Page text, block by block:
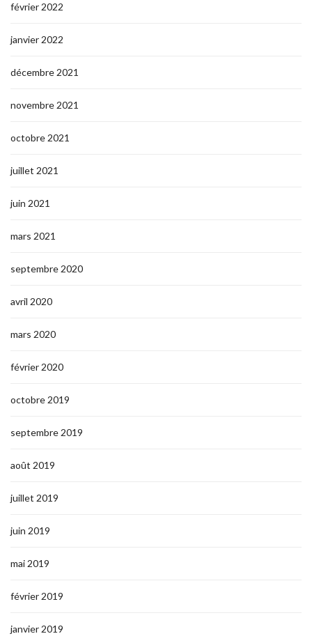
février 2022
janvier 2022
décembre 2021
novembre 2021
octobre 2021
juillet 2021
juin 2021
mars 2021
septembre 2020
avril 2020
mars 2020
février 2020
octobre 2019
septembre 2019
août 2019
juillet 2019
juin 2019
mai 2019
février 2019
janvier 2019